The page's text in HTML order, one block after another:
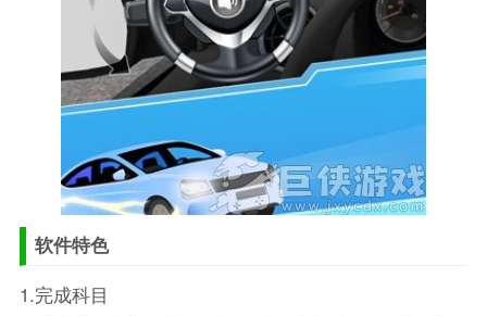
软件特色
1.完成科目